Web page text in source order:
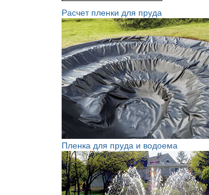
Расчет пленки для пруда
Пленка для пруда и водоема